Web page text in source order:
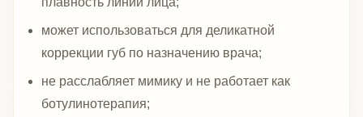
может использоваться для деликатной
коррекции губ по назначению врача;
не расслабляет мимику и не работает как
ботулинотерапия;